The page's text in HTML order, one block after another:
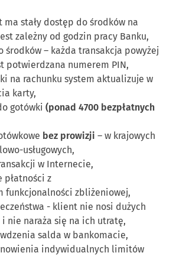
ma stały dostęp do środków na
zależny od godzin pracy Banku,
środków – każda transakcja powyżej
potwierdzana numerem PIN,
na rachunku system aktualizuje w
karty,
gotówki (ponad 4700 bezpłatnych
bez prowizji – w krajowych
usługowych,
w Internecie,
płatności z
funkcjonalności zbliżeniowej,
- klient nie nosi dużych
nie naraża się na ich utratę,
salda w bankomacie,
indywidualnych limitów